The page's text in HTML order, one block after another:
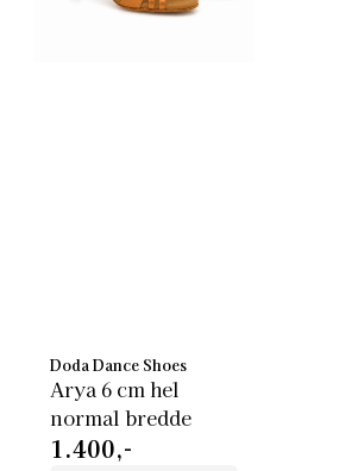
Doda Dance Shoes
Arya 6 cm hel
normal bredde
1.400,-